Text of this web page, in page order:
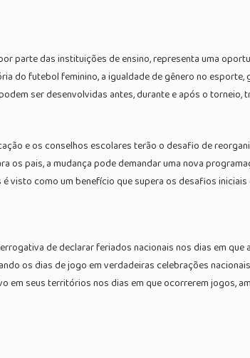
parte das instituições de ensino, representa uma
do futebol feminino, a igualdade de gênero no
ser desenvolvidas antes, durante e após o torneio,
e os conselhos escolares terão o desafio de
pais, a mudança pode demandar uma nova
visto como um benefício que supera os desafios
de declarar feriados nacionais nos dias em
os dias de jogo em verdadeiras celebrações
seus territórios nos dias em que ocorrerem jogos,